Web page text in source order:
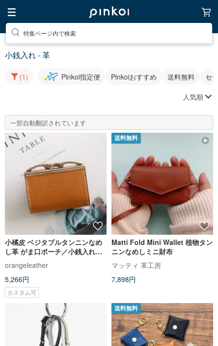
特集ページ内で検索
小銭入れ - 革
(1) Pinkoi指定便 Pinkoiおすすめ 送料無料 セ
人気順
一部自動翻訳されています
小橘皮 ベジタブルタンニンなめ
し革 がま口ポーチ／小銭入れ／
コインケース
orangeleather
5,266円
カスタム可
送料無料
Matti Fold Mini Wallet 植物タン
ニンなめしミニ財布
マッティ 革工房
7,898円
送料無料